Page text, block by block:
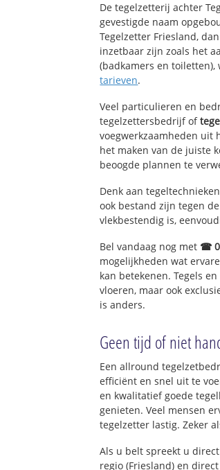
De tegelzetterij achter
gevestigde naam
Tegelzetter Friesland,
inzetbaar zijn zoals het
(badkamers en toiletten),
tarieven.
Veel particulieren en
tegelzettersbedrijf of
voegwerkzaamheden uit
het maken van de juiste
beoogde plannen te
Denk aan
ook bestand zijn tegen
vlekbestendig is,
Bel vandaag nog met ☎
mogelijkheden wat
kan betekenen. Tegels
vloeren, maar ook
is anders.
Geen tijd of niet
Een allround
efficiënt en snel uit te
en kwalitatief goede
genieten. Veel mensen
tegelzetter lastig. Zeker
Als u belt spreekt u
regio (Friesland) en